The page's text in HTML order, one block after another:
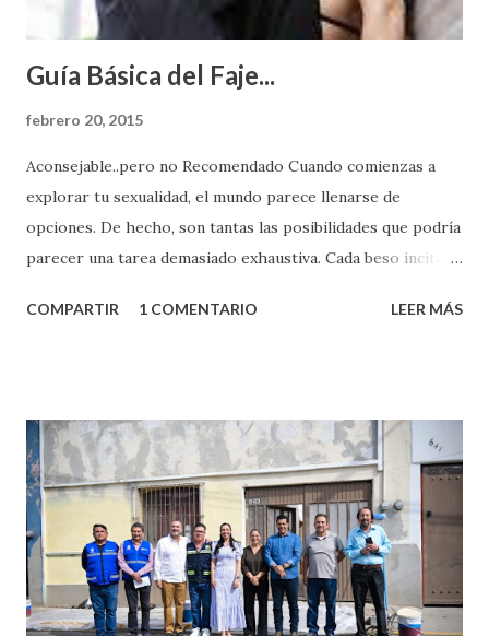
Guía Básica del Faje...
febrero 20, 2015
Aconsejable..pero no Recomendado Cuando comienzas a
explorar tu sexualidad, el mundo parece llenarse de
opciones. De hecho, son tantas las posibilidades que podría
parecer una tarea demasiado exhaustiva. Cada beso incita
partes de ti que jamás hubieras imaginado. El problema es
conoces ni la mitad de lo que deberías saber. Pero incluso
quienes ya han tenido relaciones sexuales no son expertos
o expertas en el tema. Siempre hay algo nuevo que
aprender y nuevas experiencias que conocer. Si eres una
chica y aún no has tenido relaciones sexuales, tal vez
pienses que el sexo será increíble y no puedas esperar para
experimentarlo, pero como cualquier persona con
COMPARTIR 1 COMENTARIO LEER MÁS